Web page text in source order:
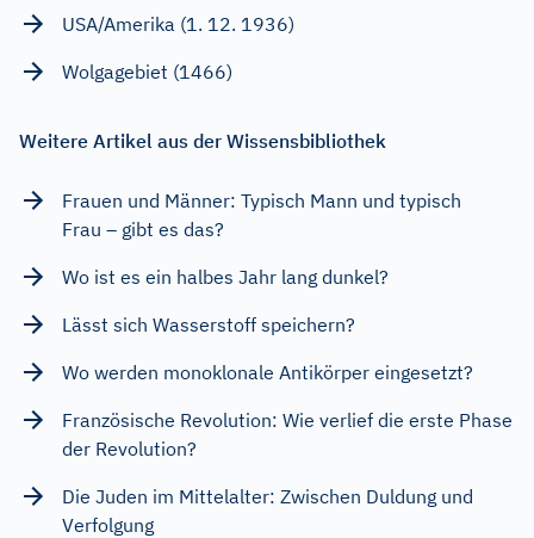
USA/Amerika (1. 12. 1936)
Wolgagebiet (1466)
Weitere Artikel aus der Wissensbibliothek
Frauen und Männer: Typisch Mann und typisch
Frau – gibt es das?
Wo ist es ein halbes Jahr lang dunkel?
Lässt sich Wasserstoff speichern?
Wo werden monoklonale Antikörper eingesetzt?
Französische Revolution: Wie verlief die erste Phase
der Revolution?
Die Juden im Mittelalter: Zwischen Duldung und
Verfolgung